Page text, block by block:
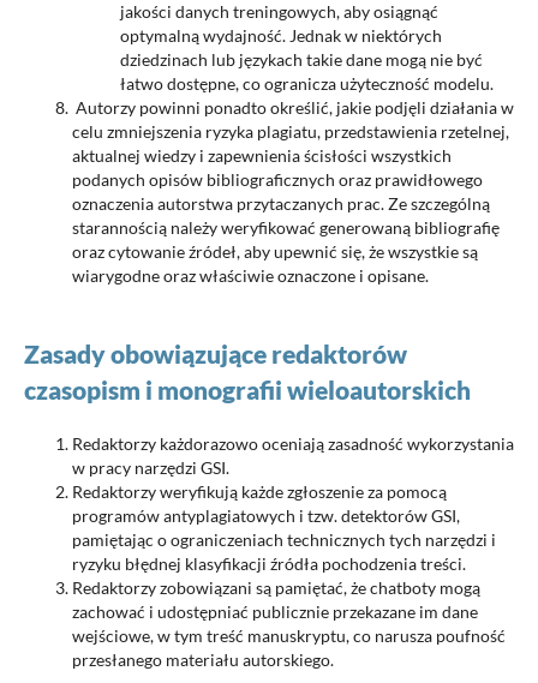
jakości danych treningowych, aby osiągnąć
optymalną wydajność. Jednak w niektórych
dziedzinach lub językach takie dane mogą nie być
łatwo dostępne, co ogranicza użyteczność modelu.
Autorzy powinni ponadto określić, jakie podjęli działania w
celu zmniejszenia ryzyka plagiatu, przedstawienia rzetelnej,
aktualnej wiedzy i zapewnienia ścisłości wszystkich
podanych opisów bibliograficznych oraz prawidłowego
oznaczenia autorstwa przytaczanych prac. Ze szczególną
starannością należy weryfikować generowaną bibliografię
oraz cytowanie źródeł, aby upewnić się, że wszystkie są
wiarygodne oraz właściwie oznaczone i opisane.
Zasady obowiązujące redaktorów
czasopism i monografii wieloautorskich
Redaktorzy każdorazowo oceniają zasadność wykorzystania
w pracy narzędzi GSI.
Redaktorzy weryfikują każde zgłoszenie za pomocą
programów antyplagiatowych i tzw. detektorów GSI,
pamiętając o ograniczeniach technicznych tych narzędzi i
ryzyku błędnej klasyfikacji źródła pochodzenia treści.
Redaktorzy zobowiązani są pamiętać, że chatboty mogą
zachować i udostępniać publicznie przekazane im dane
wejściowe, w tym treść manuskryptu, co narusza poufność
przesłanego materiału autorskiego.